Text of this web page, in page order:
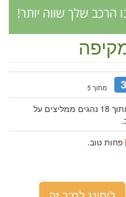
מתוך 5
13 מתוך 18 נהגים ממליצים על
פחות טוב.